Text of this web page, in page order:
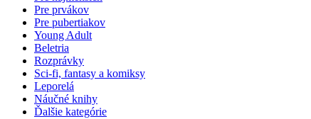
Pre prvákov
Pre pubertiakov
Young Adult
Beletria
Rozprávky
Sci-fi, fantasy a komiksy
Leporelá
Náučné knihy
Ďalšie kategórie